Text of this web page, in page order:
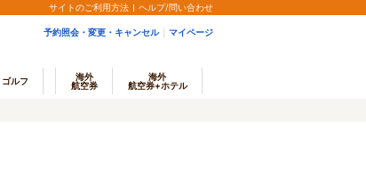
サイトのご利用方法 ヘルプ/問い合わせ
予約照会・変更・キャンセル マイページ
ゴルフ
海外
航空券
海外
航空券+ホテル